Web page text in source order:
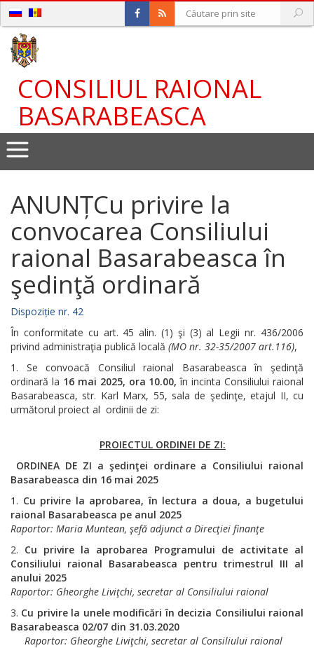
CONSILIUL RAIONAL
BASARABEASCA
ANUNȚCu privire la
convocarea Consiliului
raional Basarabeasca în
şedinţă ordinară
Dispoziție nr. 42
În conformitate cu art. 45 alin. (1) şi (3) al Legii nr. 436/2006
privind administraţia publică locală (MO nr. 32-35/2007 art.116),
Se convoacă Consiliul raional Basarabeasca în şedinţă
ordinară la 16 mai 2025, ora 10.00, în incinta Consiliului raional
Basarabeasca, str. Karl Marx, 55, sala de şedinţe, etajul II, cu
următorul proiect al ordinii de zi:
PROIECTUL ORDINEI DE ZI:
ORDINEA DE ZI a şedinţei ordinare a Consiliului raional
Basarabeasca din 16 mai 2025
Cu privire la aprobarea, în lectura a doua, a bugetului
raional Basarabeasca pe anul 2025
Raportor: Maria Muntean, şefă adjunct a Direcţiei finanţe
Cu privire la aprobarea Programului de activitate al
Consiliului raional Basarabeasca pentru trimestrul III al
anului 2025
Raportor: Gheorghe Liviţchi, secretar al Consiliului raional
Cu privire la unele modificări în decizia Consiliului raional
Basarabeasca 02/07 din 31.03.2020
Raportor: Gheorghe Liviţchi, secretar al Consiliului raional